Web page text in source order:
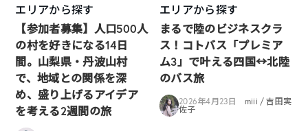
エリアから探す
【参加者募集】人口500人
の村を好きになる14日
間。山梨県・丹波山村
で、地域との関係を深
め、盛り上げるアイデア
を考える2週間の旅
エリアから探す
まるで陸のビジネスクラ
ス！コトバス「プレミア
ム3」で叶える四国↔︎北陸
のバス旅
2026年4月23日
miii / 吉田実
佐子